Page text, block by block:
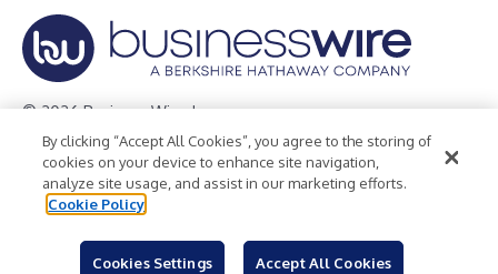
© 2026 Business Wire, Inc.
Privacy Policy Cookie Policy
Accessibility Statement
Terms of Use
Legal
By clicking “Accept All Cookies”, you agree to the storing of
cookies on your device to enhance site navigation,
analyze site usage, and assist in our marketing efforts.
Cookie Policy
Cookies Settings Accept All Cookies